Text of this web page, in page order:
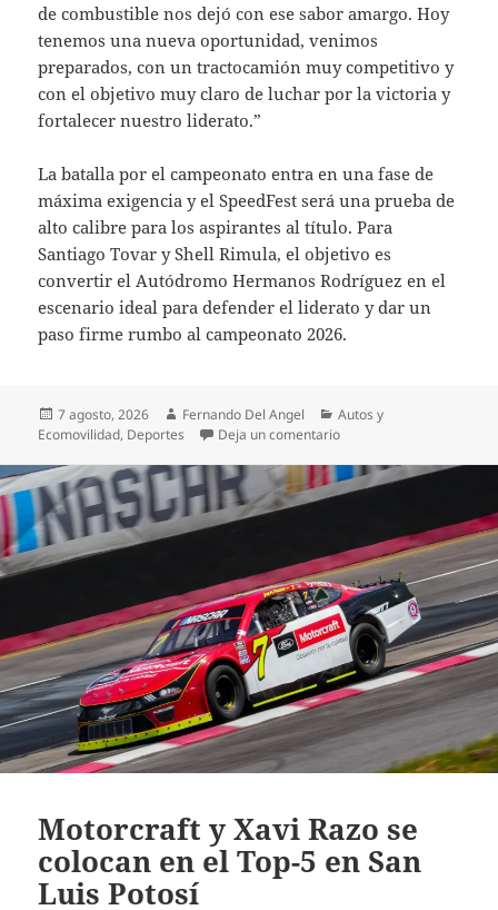
de combustible nos dejó con ese sabor amargo. Hoy
tenemos una nueva oportunidad, venimos
preparados, con un tractocamión muy competitivo y
con el objetivo muy claro de luchar por la victoria y
fortalecer nuestro liderato.”
La batalla por el campeonato entra en una fase de
máxima exigencia y el SpeedFest será una prueba de
alto calibre para los aspirantes al título. Para
Santiago Tovar y Shell Rimula, el objetivo es
convertir el Autódromo Hermanos Rodríguez en el
escenario ideal para defender el liderato y dar un
paso firme rumbo al campeonato 2026.
Publicado
el
7 agosto, 2026 Autor
Fernando Del Angel Categorías
Autos y
Ecomovilidad, Deportes Deja un comentarioen TOVAR DEFIENDE EL
Motorcraft y Xavi Razo se
colocan en el Top-5 en San
Luis Potosí